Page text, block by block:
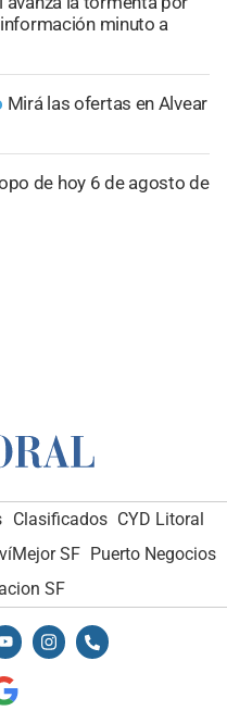
minuto a
Mirá las ofertas en Alvear
de hoy 6 de agosto de
Clasificados CYD Litoral
SF Puerto Negocios
SF